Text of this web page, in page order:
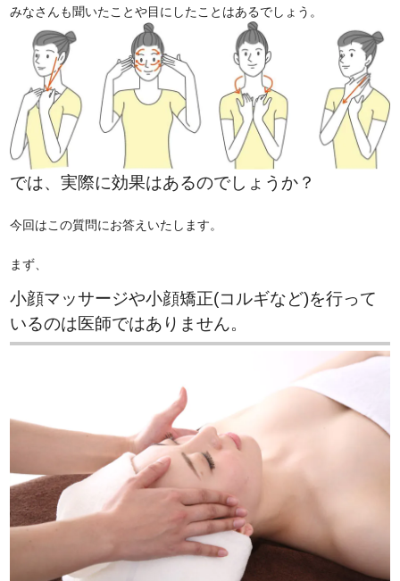
みなさんも聞いたことや目にしたことはあるでしょう。
では、実際に効果はあるのでしょうか？
今回はこの質問にお答えいたします。
まず、
小顔マッサージや小顔矯正(コルギなど)を行って
いるのは医師ではありません。